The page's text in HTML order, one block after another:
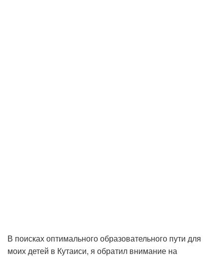
В поисках оптимального образовательного пути для
моих детей в Кутаиси, я обратил внимание на